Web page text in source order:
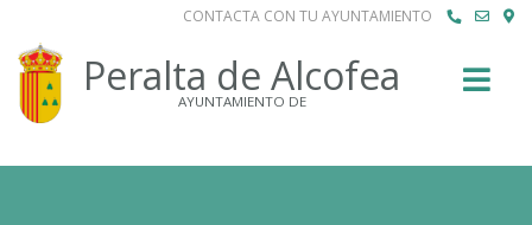
CONTACTA CON TU AYUNTAMIENTO
Peralta de Alcofea
AYUNTAMIENTO DE